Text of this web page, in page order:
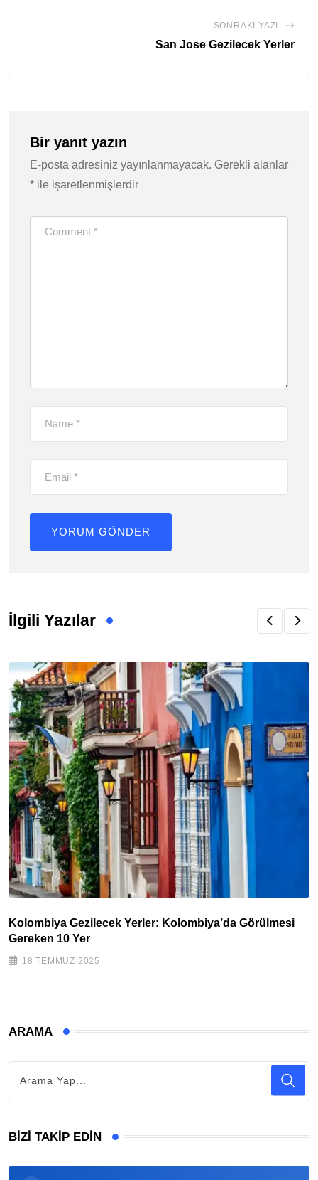
SONRAKI YAZI
San Jose Gezilecek Yerler
Bir yanıt yazın
E-posta adresiniz yayınlanmayacak. Gerekli alanlar
* ile işaretlenmişlerdir
İlgili Yazılar
Kolombiya Gezilecek Yerler: Kolombiya’da Görülmesi
Gereken 10 Yer
18 TEMMUZ 2025
ARAMA
BIZI TAKIP EDIN